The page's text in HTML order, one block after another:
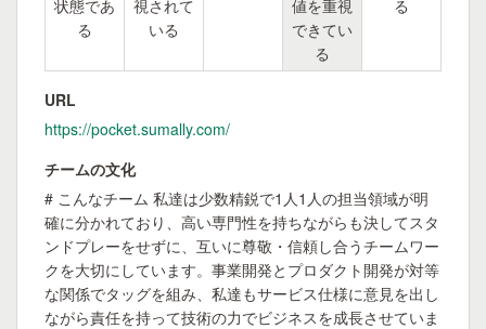
状態であ
る
視されて
いる
値を重視
できてい
る
る
URL
https://pocket.sumally.com/
チームの文化
# こんなチーム 私達は少数精鋭で1人1人の担当領域が明
確に分かれており、高い専門性を持ちながらも決してスタ
ンドプレーをせずに、互いに尊敬・信頼し合うチームワー
クを大切にしています。事業開発とプロダクト開発が対等
な関係でタッグを組み、私達もサービス仕様に意見を出し
ながら責任を持って技術の力でビジネスを成長させていま